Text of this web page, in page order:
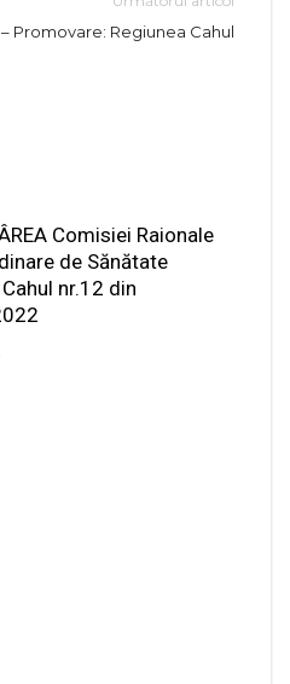
Promovare: Regiunea Cahul
Comisiei Raionale
de Sănătate
nr.12 din